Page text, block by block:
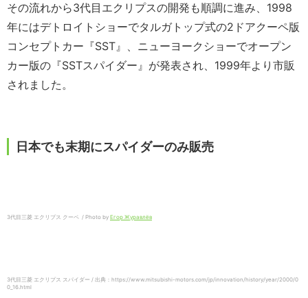
その流れから3代目エクリプスの開発も順調に進み、1998
年にはデトロイトショーでタルガトップ式の2ドアクーペ版
コンセプトカー『SST』、ニューヨークショーでオープン
カー版の『SSTスパイダー』が発表され、1999年より市販
されました。
日本でも末期にスパイダーのみ販売
3代目三菱 エクリプス クーペ / Photo by Егор Журавлёв
3代目三菱 エクリプス スパイダー / 出典：https://www.mitsubishi-motors.com/jp/innovation/history/year/2000/0
0_16.html